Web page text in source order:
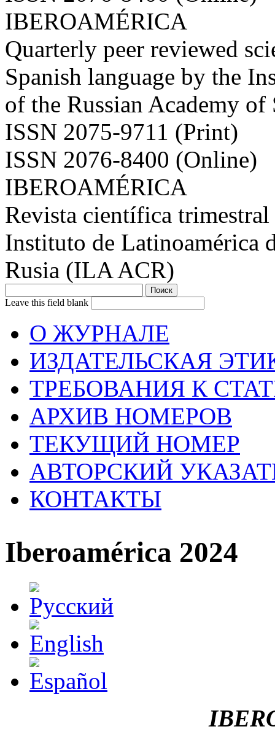
IBEROAMÉRICA
Quarterly peer reviewed
Spanish language by the
of the Russian Academy
ISSN 2075-9711 (Print)
ISSN 2076-8400 (Online)
IBEROAMÉRICA
Revista científica
Instituto de Latinoamérica
Rusia (ILA ACR)
Leave this field blank
О ЖУРНАЛЕ
ИЗДАТЕЛЬСКАЯ
ТРЕБОВАНИЯ К
АРХИВ НОМЕРОВ
ТЕКУЩИЙ НОМЕР
АВТОРСКИЙ
КОНТАКТЫ
Iberoamérica 2024